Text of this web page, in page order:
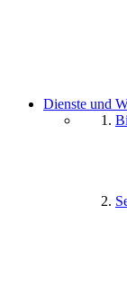
Dienste und